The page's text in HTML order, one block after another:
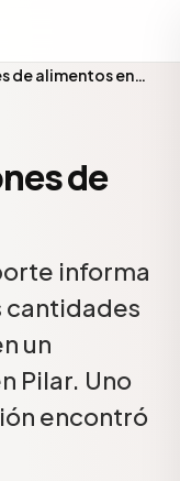
de alimentos en…
de
informa
cantidades
un
Pilar. Uno
encontró